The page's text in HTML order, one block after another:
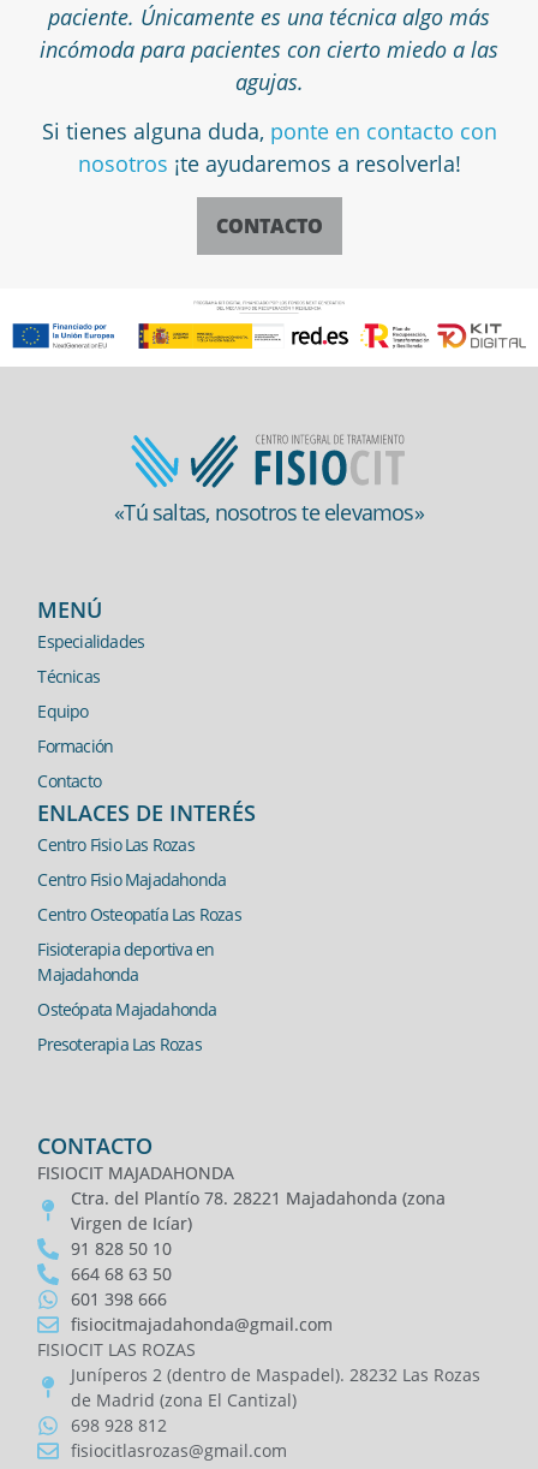
paciente. Únicamente es una técnica algo más
incómoda para pacientes con cierto miedo a las
agujas.
Si tienes alguna duda, ponte en contacto con
nosotros ¡te ayudaremos a resolverla!
CONTACTO
«Tú saltas, nosotros te elevamos»
MENÚ
Especialidades
Técnicas
Equipo
Formación
Contacto
ENLACES DE INTERÉS
Centro Fisio Las Rozas
Centro Fisio Majadahonda
Centro Osteopatía Las Rozas
Fisioterapia deportiva en
Majadahonda
Osteópata Majadahonda
Presoterapia Las Rozas
CONTACTO
FISIOCIT MAJADAHONDA
Ctra. del Plantío 78. 28221 Majadahonda (zona
Virgen de Icíar)
91 828 50 10
664 68 63 50
601 398 666
fisiocitmajadahonda@gmail.com
FISIOCIT LAS ROZAS
Juníperos 2 (dentro de Maspadel). 28232 Las Rozas
de Madrid (zona El Cantizal)
698 928 812
fisiocitlasrozas@gmail.com